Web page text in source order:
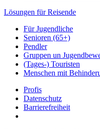
Lösungen für Reisende
Für Jugendliche
Senioren (65+)
Pendler
Gruppen un
(Tages-) Touristen
Menschen mit
Profis
Datenschutz
Barrierefreiheit